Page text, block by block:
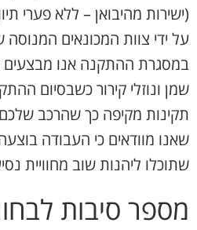
(ישירות מהיבואן – ללא פערי
על ידי צוות המכונאים
במסגרת ההתקנה אנו
שמן ונוזלי קירור כשבסיום
תקינות מקיפה כך שהרכב
שאנו מוודאים כי העבודה
שתוכלו ליהנות שוב מחוויית
מספר סיבות